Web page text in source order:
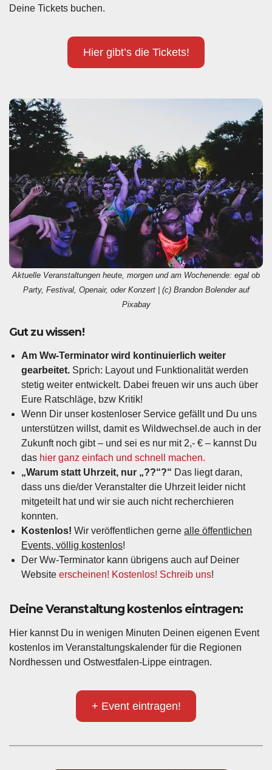
Deine Tickets buchen.
Hier gibt’s die Tickets!
Aktuelle Veranstaltungen heute, morgen und am Wochenende: egal ob
Party, Festival, Openair, oder Konzert | (c) Brandon Bolender auf
Pixabay
Gut zu wissen!
Am Ww-Terminator wird kontinuierlich weiter
gearbeitet. Sprich: Layout und Funktionalität werden
stetig weiter entwickelt. Dabei freuen wir uns auch über
Eure Ratschläge, bzw Kritik!
Wenn Dir unser kostenloser Service gefällt und Du uns
unterstützen willst, damit es Wildwechsel.de auch in der
Zukunft noch gibt – und sei es nur mit 2,- € – kannst Du
das hier ganz einfach und schnell machen.
„Warum statt Uhrzeit, nur „??“?“ Das liegt daran,
dass uns die/der Veranstalter die Uhrzeit leider nicht
mitgeteilt hat und wir sie auch nicht recherchieren
konnten.
Kostenlos! Wir veröffentlichen gerne alle öffentlichen
Events, völlig kostenlos!
Der Ww-Terminator kann übrigens auch auf Deiner
Website erscheinen! Kostenlos! Schreib uns!
Deine Veranstaltung kostenlos eintragen:
Hier kannst Du in wenigen Minuten Deinen eigenen Event
kostenlos im Veranstaltungskalender für die Regionen
Nordhessen und Ostwestfalen-Lippe eintragen.
+ Event eintragen!